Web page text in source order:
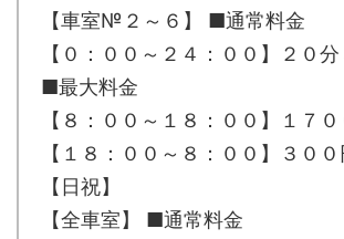
【車室№２～６】 ■通常料金
【０：００～２４：００】２０
■最大料金
【８：００～１８：００】１７０
【１８：００～８：００】３００
【日祝】
【全車室】 ■通常料金